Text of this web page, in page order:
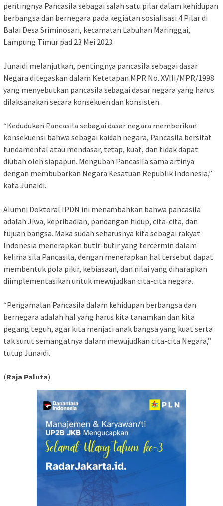
pentingnya Pancasila sebagai salah satu pilar dalam kehidupan
berbangsa dan bernegara pada kegiatan sosialisasi 4 Pilar di
Balai Desa Sriminosari, kecamatan Labuhan Maringgai,
Lampung Timur pad 23 Mei 2023.
Junaidi melanjutkan, pentingnya pancasila sebagai dasar
Negara ditegaskan dalam Ketetapan MPR No. XVIII/MPR/1998
yang menyebutkan pancasila sebagai dasar negara yang harus
dilaksanakan secara konsekuen dan konsisten.
“Kedudukan Pancasila sebagai dasar negara memberikan
konsekuensi bahwa sebagai kaidah negara, Pancasila bersifat
fundamental atau mendasar, tetap, kuat, dan tidak dapat
diubah oleh siapapun. Mengubah Pancasila sama artinya
dengan membubarkan Negara Kesatuan Republik Indonesia,”
kata Junaidi.
Alumni Doktoral IPDN ini menambahkan bahwa pancasila
adalah Jiwa, kepribadian, pandangan hidup, cita-cita, dan
tujuan bangsa. Maka sudah seharusnya kita sebagai rakyat
Indonesia menerapkan butir-butir yang tercermin dalam
kelima sila Pancasila, dengan menerapkan hal tersebut dapat
membentuk pola pikir, kebiasaan, dan nilai yang diharapkan
diimplementasikan untuk mewujudkan cita-cita negara.
“Pengamalan Pancasila dalam kehidupan berbangsa dan
bernegara adalah hal yang harus kita tanamkan dan kita
pegang teguh, agar kita menjadi anak bangsa yang kuat serta
tak surut semangatnya dalam mewujudkan cita-cita Negara,”
tutup Junaidi.
(Raja Paluta)